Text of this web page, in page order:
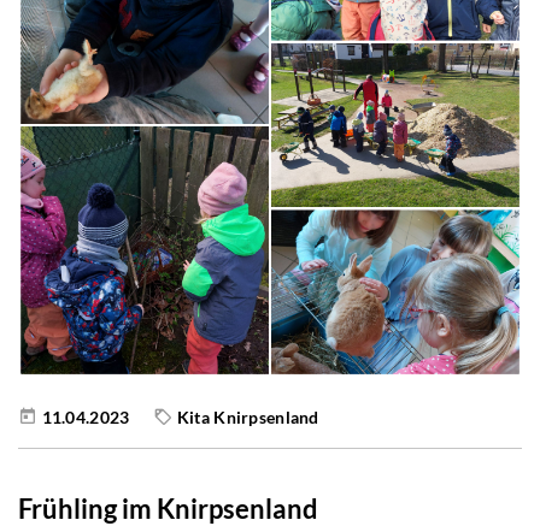
11.04.2023 Kita Knirpsenland
Frühling im Knirpsenland